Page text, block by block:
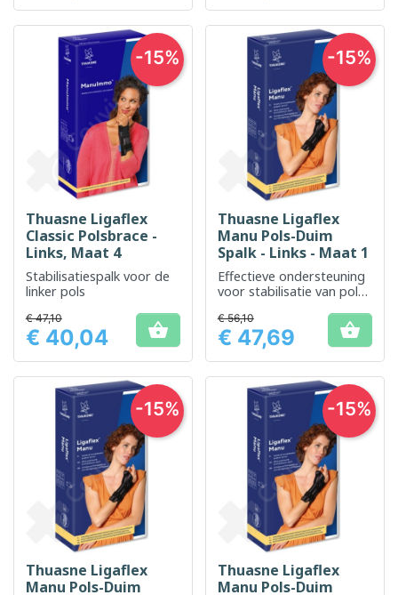
Thuasne Ligaflex
Classic Polsbrace -
Links, Maat 4
Stabilisatiespalk voor de
linker pols
Prijs
€ 47,10
€ 40,04 
-15%
Thuasne Ligaflex
Manu Pols-Duim
Spalk - Links - Maat 1
Effectieve ondersteuning
voor stabilisatie van pols
Prijs
€ 56,10
€ 47,69 
-15%
Thuasne Ligaflex
Manu Pols-Duim
-15%
Thuasne Ligaflex
Manu Pols-Duim
-15%